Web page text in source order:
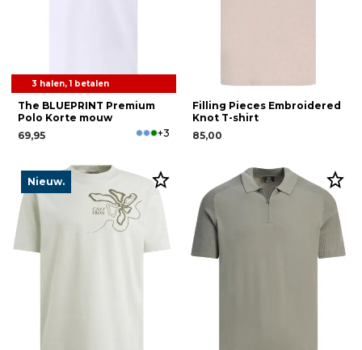
3 halen, 1 betalen
The BLUEPRINT Premium
Polo Korte mouw
69,95
+3
Filling Pieces Embroidered
Knot T-shirt
85,00
Nieuw.